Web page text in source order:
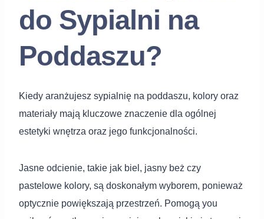
do Sypialni na
Poddaszu?
Kiedy aranżujesz sypialnię na poddaszu, kolory oraz
materiały mają kluczowe znaczenie dla ogólnej
estetyki wnętrza oraz jego funkcjonalności.
Jasne odcienie, takie jak biel, jasny beż czy
pastelowe kolory, są doskonałym wyborem, ponieważ
optycznie powiększają przestrzeń. Pomogą you